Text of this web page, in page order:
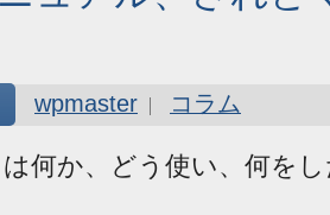
wpmaster コラム
何か、どう使い、何を